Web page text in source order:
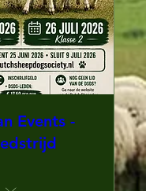
Events -